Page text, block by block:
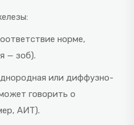
норме,
— зоб).
или диффузно-
говорить о
АИТ).